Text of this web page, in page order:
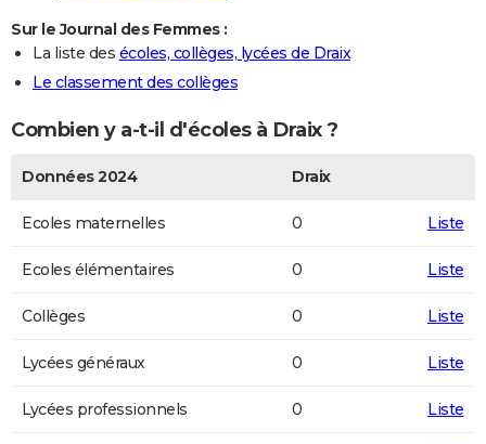
Sur le Journal des Femmes :
La liste des écoles, collèges, lycées de Draix
Le classement des collèges
Combien y a-t-il d'écoles à Draix ?
Données 2024 Draix
Ecoles maternelles 0 Liste
Ecoles élémentaires 0 Liste
Collèges 0 Liste
Lycées généraux 0 Liste
Lycées professionnels 0 Liste